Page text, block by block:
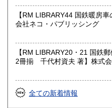
【RM LIBRARY44 国鉄暖房
会社ネコ・パブリッシング
【RM LIBRARY20・21 国鉄
2冊揃 千代村資夫 著】株式
全ての新着情報